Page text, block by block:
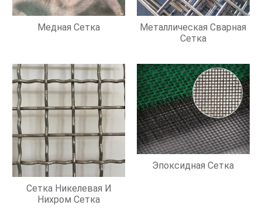
Медная Сетка
Металлическая Сварная
Сетка
Сетка Никелевая И
Нихром Сетка
Эпоксидная Сетка